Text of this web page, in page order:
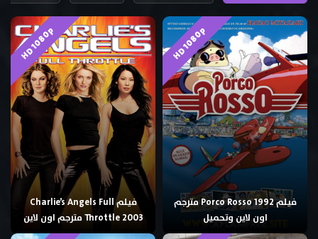
HD 1080p
فيلم Porco Rosso 1992 مترجم
اون لاين وتحميل
HD 1080p
فيلم Charlie’s Angels Full
Throttle 2003 مترجم اون لاين